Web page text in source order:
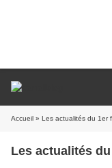
Accueil » Les actualités du 1er
Les actualités